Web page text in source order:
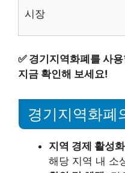
시장
✅ 경기지역화폐를 사
지금 확인해 보세요!
경기지역화폐
지역 경제 활성화
해당 지역 내 소